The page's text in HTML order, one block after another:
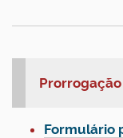
Formulário